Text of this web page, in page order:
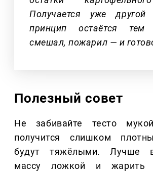
Получается уже
принцип остаётся
смешал, пожарил — и
Полезный совет
Не забивайте тесто
получится слишком
будут тяжёлыми. Лучше
массу ложкой и жарить